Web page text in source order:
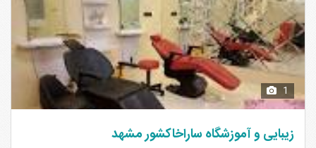
1
زیبایی و آموزشگاه ساراخاکشور مشهد